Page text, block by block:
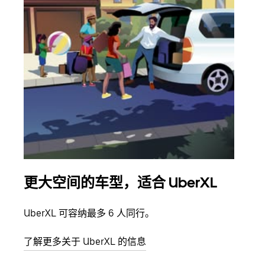
更大空间的车型，适合 UberXL
UberXL 可容纳最多 6 人同行。
了解更多关于 UberXL 的信息